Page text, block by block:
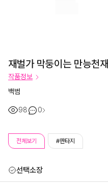
재벌가 막둥이는 만능천재
작품정보
백범
98 0
전체보기 #판타지
선택소장